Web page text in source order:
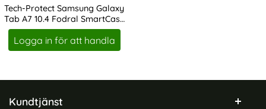
Tech-Protect Samsung Galaxy
Tab A7 10.4 Fodral SmartCase
Roséguld
Art. nr 206592
Logga in för att handla
Sidfot Blandad info och länkar
Kundtjänst